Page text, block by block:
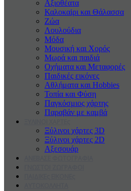
Αξιοθέατα
Καλοκαiρι και Θάλασσα
Ζώα
Λουλούδια
Μόδα
Μουσική και Χορός
Μωρά και παιδιά
Οχήματα και Μεταφορές
Παιδικές εικόνες
Αθλήματα και Hobbies
Τοπία και Φύση
Παγκόσμιος χάρτης
Παραβάν με καμβά
Ξύλινοι χάρτες 3D
Ξύλινοι χάρτες 2D
Αξεσουάρ